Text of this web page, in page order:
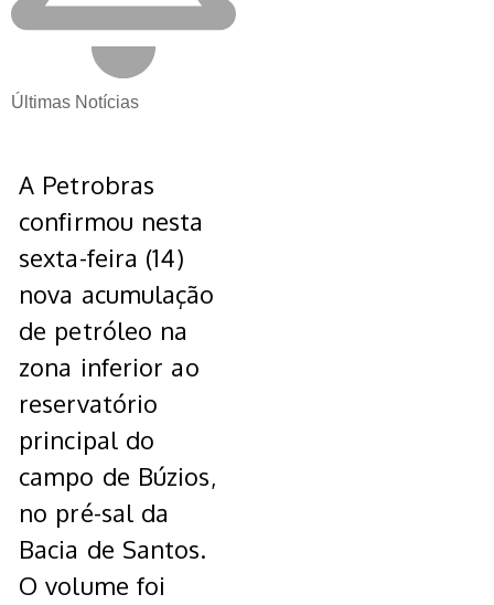
Últimas Notícias
A Petrobras
confirmou nesta
sexta-feira (14)
nova acumulação
de petróleo na
zona inferior ao
reservatório
principal do
campo de Búzios,
no pré-sal da
Bacia de Santos.
O volume foi